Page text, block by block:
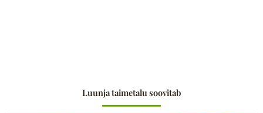
Luunja taimetalu soovitab